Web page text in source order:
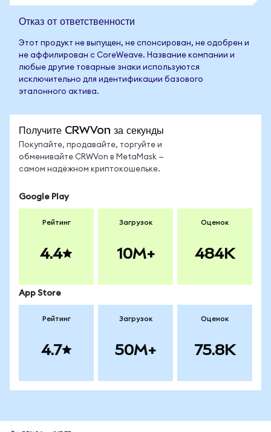
Отказ от ответственности
Этот продукт не выпущен, не спонсирован, не одобрен и
не аффилирован с CoreWeave. Название компании и
любые другие товарные знаки используются
исключительно для идентификации базового
эталонного актива.
Получите CRWVon за секунды
Покупайте, продавайте, торгуйте и
обменивайте CRWVon в MetaMask —
самом надёжном криптокошельке.
Google Play
Рейтинг
4.4
Загрузок
10M+
Оценок
484K
App Store
Рейтинг
4.7
Загрузок
50M+
Оценок
75.8K